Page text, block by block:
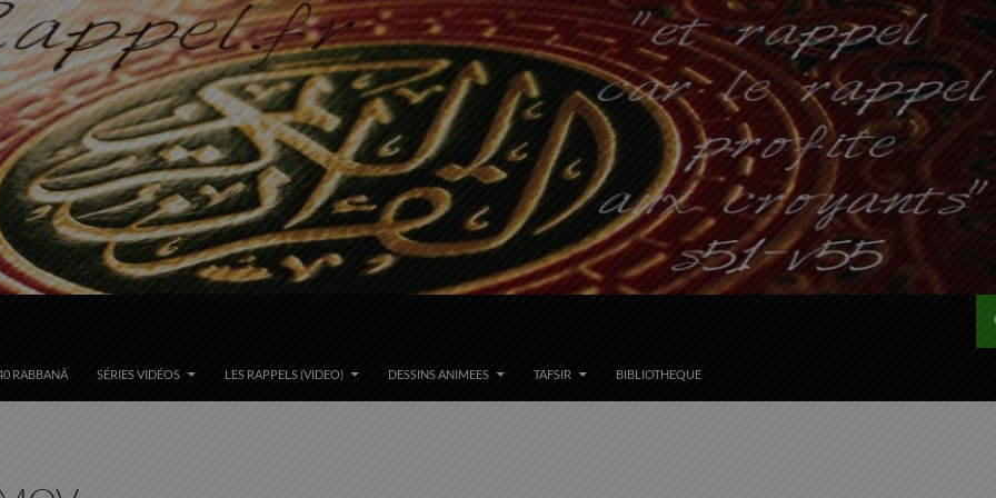
RABBANÂ SÉRIES VIDÉOS LES RAPPELS (VIDEO) DESSINS ANIMEES TAFSIR BIBLIOTHEQUE